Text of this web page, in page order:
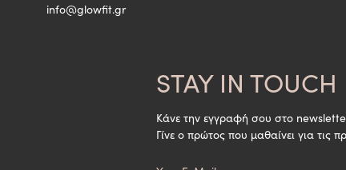
info@glowfit.gr
STAY IN TOUCH
Κάνε την εγγραφή σου στο
Γίνε ο πρώτος που μαθαίνει για τις